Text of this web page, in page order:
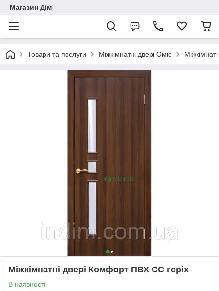
Магазин Дім
Товари та послуги Міжкімнатні двері Оміс
Міжкімнатні двері Комфорт ПВХ СС горіх
В наявності